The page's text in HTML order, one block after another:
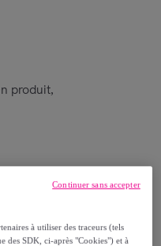
produit,
à utiliser des traceurs (tels
des SDK, ci-après "Cookies") et à
Continuer sans accepter